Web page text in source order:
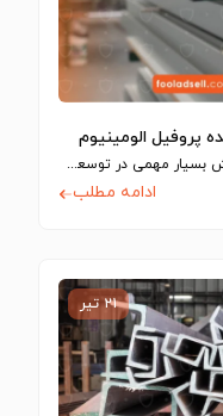
پروفیل الومینیوم
امروزه تولید کننده پروفیل آلومینیوم نقش بسیار مهمی در توسعه صنعتی و عمرانی کشور…
ادامه مطلب
۲۱ تیر